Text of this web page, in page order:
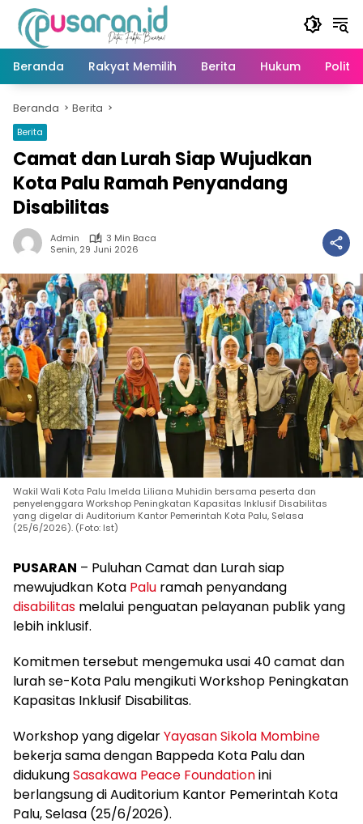
Langsung
konten
Beranda
Rakyat Memilih Berita Hukum Politik
Beranda Berita
Berita
Camat dan Lurah Siap Wujudkan
Kota Palu Ramah Penyandang
Disabilitas
Admin
3 Min Baca
Senin, 29 Juni 2026
Wakil Wali Kota Palu Imelda Liliana Muhidin bersama peserta dan
penyelenggara Workshop Peningkatan Kapasitas Inklusif Disabilitas
yang digelar di Auditorium Kantor Pemerintah Kota Palu, Selasa
(25/6/2026). (Foto: Ist)
PUSARAN – Puluhan Camat dan Lurah siap
mewujudkan Kota Palu ramah penyandang
disabilitas melalui penguatan pelayanan publik yang
lebih inklusif.
Komitmen tersebut mengemuka usai 40 camat dan
lurah se-Kota Palu mengikuti Workshop Peningkatan
Kapasitas Inklusif Disabilitas.
Workshop yang digelarYayasan Sikola Mombine
bekerja sama dengan Bappeda Kota Palu dan
didukungSasakawa Peace Foundationini
berlangsung di Auditorium Kantor Pemerintah Kota
Palu, Selasa (25/6/2026).